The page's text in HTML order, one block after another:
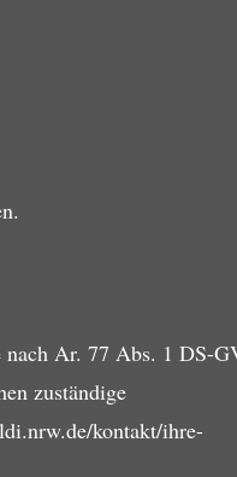
nach Ar. 77 Abs. 1 DS-
zuständige
kontakt/ihre-